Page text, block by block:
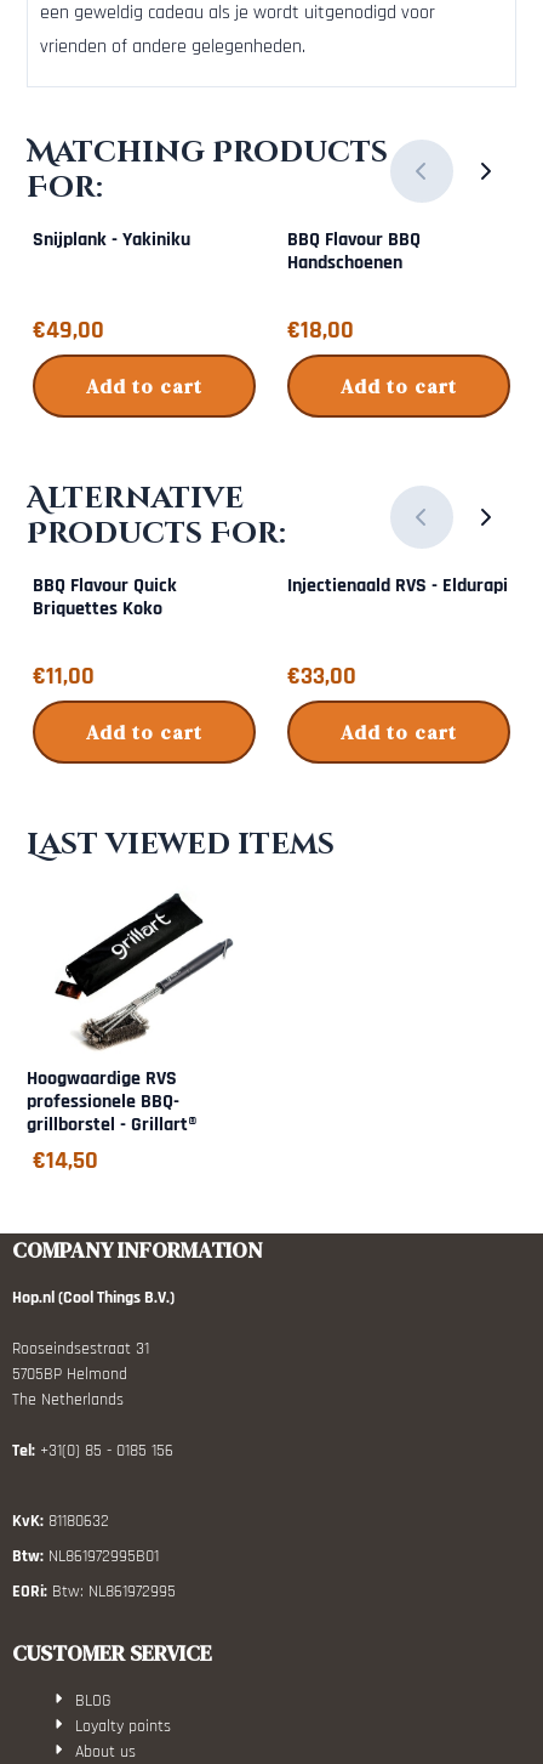
een geweldig cadeau als je wordt uitgenodigd voor
vrienden of andere gelegenheden.
Matching Products
For:
Snijplank - Yakiniku
Price: 49,00
€49,00
Add to cart
BBQ Flavour BBQ
Handschoenen
Price: 18,00
€18,00
Add to cart
Alternative
Products For:
BBQ Flavour Quick
Briquettes Koko
Price: 11,00
€11,00
Add to cart
Injectienaald RVS - Eldurapi
Price: 33,00
€33,00
Add to cart
Last viewed items
Hoogwaardige RVS
professionele BBQ-
grillborstel - Grillart®
€14,50
COMPANY INFORMATION
Hop.nl (Cool Things B.V.)
Rooseindsestraat 31
5705BP Helmond
The Netherlands
Tel: +31(0) 85 - 0185 156
KvK: 81180632
Btw: NL861972995B01
EORi: Btw: NL861972995
CUSTOMER SERVICE
BLOG
Loyalty points
About us